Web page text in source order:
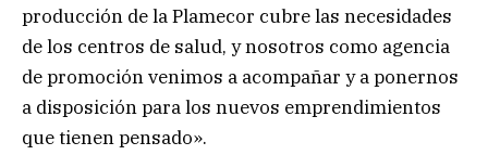
producción de la Plamecor cubre las necesidades
de los centros de salud, y nosotros como agencia
de promoción venimos a acompañar y a ponernos
a disposición para los nuevos emprendimientos
que tienen pensado».